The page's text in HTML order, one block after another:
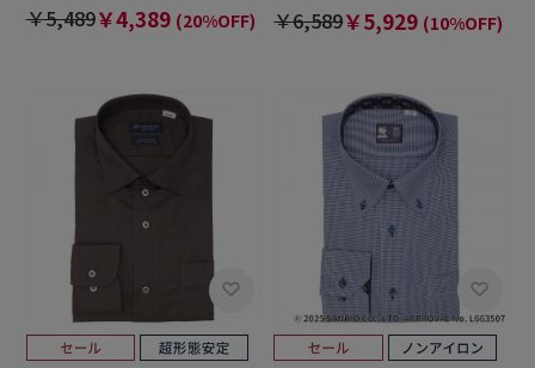
￥5,489￥4,389 (20%OFF)
ャツ
￥6,589￥5,929 (10%OFF)